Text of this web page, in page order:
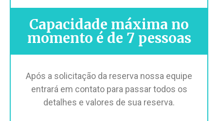
Capacidade máxima no
momento é de 7 pessoas
Após a solicitação da reserva nossa equipe
entrará em contato para passar todos os
detalhes e valores de sua reserva.